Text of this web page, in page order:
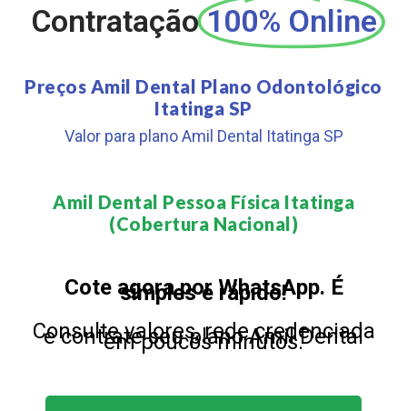
Contratação 100% Online
Preços Amil Dental Plano Odontológico
Itatinga SP
Valor para plano Amil Dental Itatinga SP
Amil Dental Pessoa Física Itatinga
(Cobertura Nacional)​
Cote agora por WhatsApp. É
simples e rápido!
Consulte valores, rede credenciada
e contrate seu plano Amil Dental
em poucos minutos.